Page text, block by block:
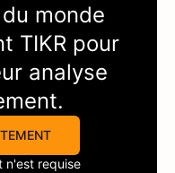
monde
TIKR pour
analyse
n'est requise